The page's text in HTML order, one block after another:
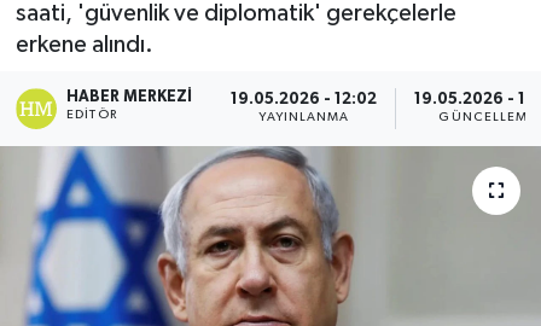
saati, 'güvenlik ve diplomatik' gerekçelerle
erkene alındı.
HABER MERKEZI
EDITÖR
19.05.2026 - 12:02
YAYINLANMA
19.05.2026 -
GÜNCELLEME
Eğitim
Ekonomi
Eleman
Emlak
Gündem
Haber Arşivi